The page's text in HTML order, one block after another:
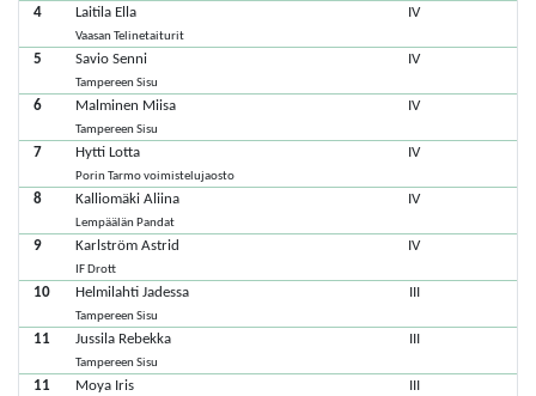
4 Laitila Ella
Vaasan Telinetaiturit
IV
5 Savio Senni
Tampereen Sisu
IV
6 Malminen Miisa
Tampereen Sisu
IV
7 Hytti Lotta
Porin Tarmo voimistelujaosto
IV
8 Kalliomäki Aliina
Lempäälän Pandat
IV
9 Karlström Astrid
IF Drott
IV
10 Helmilahti Jadessa
Tampereen Sisu
III
11 Jussila Rebekka
Tampereen Sisu
III
11 Moya Iris III